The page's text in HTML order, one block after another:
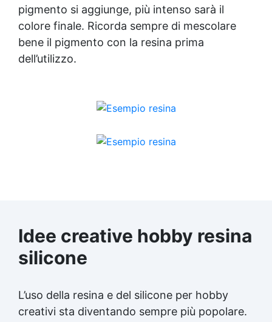
pigmento si aggiunge, più intenso sarà il
colore finale. Ricorda sempre di mescolare
bene il pigmento con la resina prima
dell’utilizzo.
Idee creative hobby resina
silicone
L’uso della resina e del silicone per hobby
creativi sta diventando sempre più popolare.